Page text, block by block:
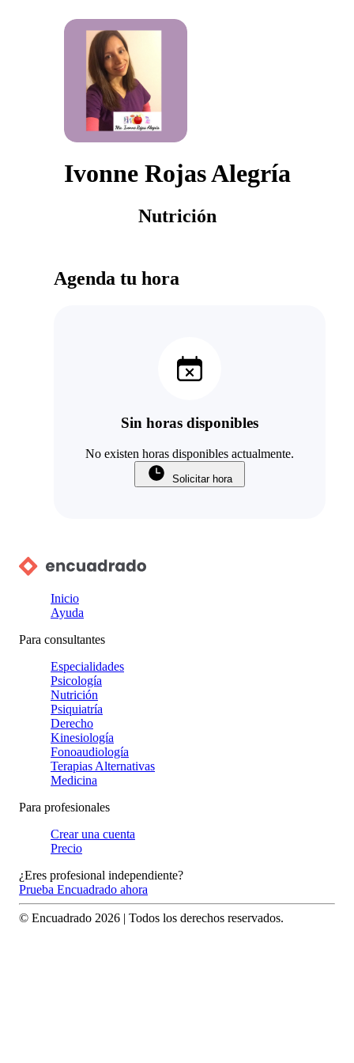
Ivonne Rojas Alegría
Nutrición
Agenda tu hora
Sin horas disponibles
No existen horas disponibles actualmente.
Solicitar hora
Inicio
Ayuda
Para consultantes
Especialidades
Psicología
Nutrición
Psiquiatría
Derecho
Kinesiología
Fonoaudiología
Terapias Alternativas
Medicina
Para profesionales
Crear una cuenta
Precio
¿Eres profesional independiente?
Prueba Encuadrado ahora
© Encuadrado 2026 | Todos los derechos reservados.